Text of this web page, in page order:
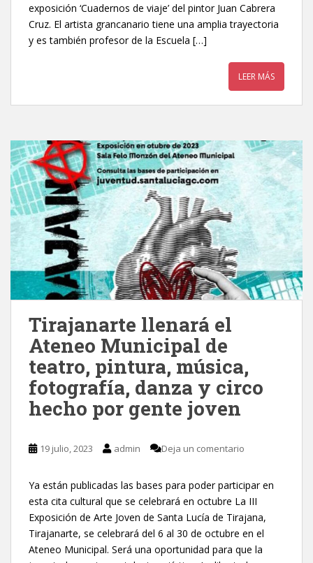
exposición ‘Cuadernos de viaje’ del pintor Juan Cabrera
Cruz. El artista grancanario tiene una amplia trayectoria
y es también profesor de la Escuela […]
LEER MÁS
Tirajanarte llenará el
Ateneo Municipal de
teatro, pintura, música,
fotografía, danza y circo
hecho por gente joven
19 julio, 2023 admin Deja un comentario
Ya están publicadas las bases para poder participar en
esta cita cultural que se celebrará en octubre La III
Exposición de Arte Joven de Santa Lucía de Tirajana,
Tirajanarte, se celebrará del 6 al 30 de octubre en el
Ateneo Municipal. Será una oportunidad para que la